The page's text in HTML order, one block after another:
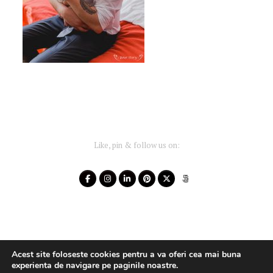
Like, pin & follow us on:
Acest site foloseste cookies pentru a va oferi cea mai buna
experienta de navigare pe paginile noastre.